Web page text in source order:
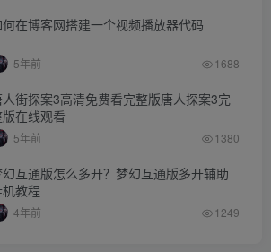
在博客网搭建一个视频播放器代码
5年前 1688
人街探案3高清免费看完整版唐人探案3完
版在线观看
5年前 1380
幻互通版怎么多开？梦幻互通版多开辅助
教程
4年前 1249